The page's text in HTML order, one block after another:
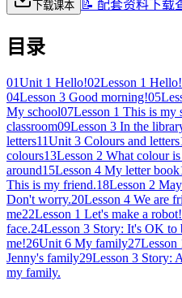
下载课本 📝 配套资料下载
目录
01Unit 1 Hello!02Lesson 1 Hello!
04Lesson 3 Good morning!05
My school07Lesson 1 This is my
classroom09Lesson 3 In the
letters11Unit 3 Colours and letters
colours13Lesson 2 What colour
around15Lesson 4 My letter book
This is my friend.18Lesson 2
Don't worry.20Lesson 4 We are
me22Lesson 1 Let's make a robot!
face.24Lesson 3 Story: It's OK to
me!26Unit 6 My family27
Jenny's family29Lesson 3 Story:
my family.